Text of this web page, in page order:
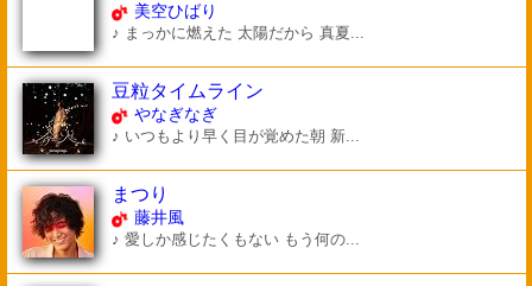
美空ひばり
♪ まっかに燃えた 太陽だから 真夏...
豆粒タイムライン
やなぎなぎ
♪ いつもより早く目が覚めた朝 新...
まつり
藤井風
♪ 愛しか感じたくもない もう何の...